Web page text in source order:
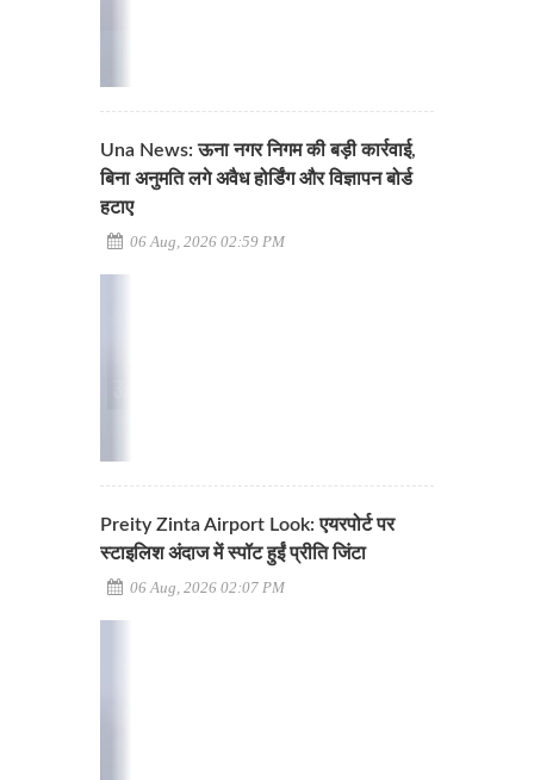
Una News: ऊना नगर निगम की बड़ी कार्रवाई,
बिना अनुमति लगे अवैध होर्डिंग और विज्ञापन बोर्ड
हटाए
06 Aug, 2026 02:59 PM
Preity Zinta Airport Look: एयरपोर्ट पर
स्टाइलिश अंदाज में स्पॉट हुईं प्रीति जिंटा
06 Aug, 2026 02:07 PM